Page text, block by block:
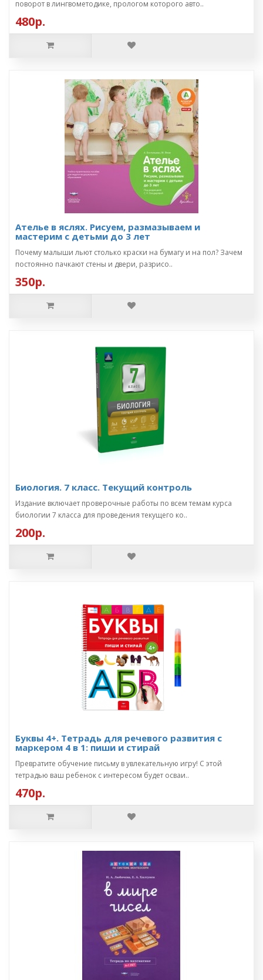
поворот в лингвометодике, прологом которого авто..
480р.
Ателье в яслях. Рисуем, размазываем и
мастерим с детьми до 3 лет
Почему малыши льют столько краски на бумагу и на пол? Зачем
постоянно пачкают стены и двери, разрисо..
350р.
Биология. 7 класс. Текущий контроль
Издание включает проверочные работы по всем темам курса
биологии 7 класса для проведения текущего ко..
200р.
Буквы 4+. Тетрадь для речевого развития с
маркером 4 в 1: пиши и стирай
Превратите обучение письму в увлекательную игру! С этой
тетрадью ваш ребенок с интересом будет осваи..
470р.